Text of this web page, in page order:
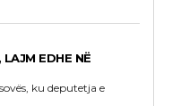
EDHE NË
ku deputetja e